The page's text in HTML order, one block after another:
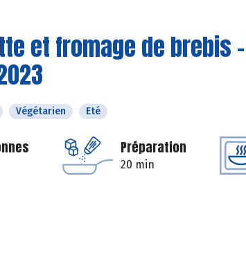
et fromage de brebis
Végétarien Eté
Préparation
20 min